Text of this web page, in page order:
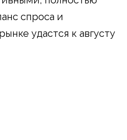
спроса и
удастся к августу